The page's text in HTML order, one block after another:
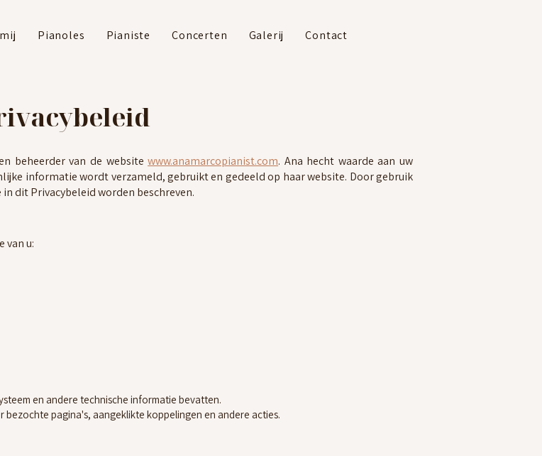
Pianoles Pianiste Concerten Galerij Contact
beheerder van de websitewww.anamarcopianist.com. Ana hecht waarde aan uw
informatie wordt verzameld, gebruikt en gedeeld op haar website. Door gebruik
dit Privacybeleid worden beschreven.
van u:
en andere technische informatie bevatten.
pagina's, aangeklikte koppelingen en andere acties.